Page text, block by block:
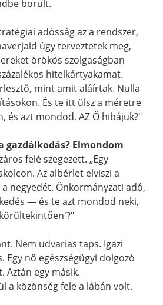
borult.
adósság az a rendszer,
úgy terveztetek meg,
örökös szolgaságban
hitelkártyakamat.
mint amit aláírtak. Nulla
És te itt ülsz a méretre
és azt mondod, AZ Ő hibájuk?"
gazdálkodás? Elmondom
felé szegezett. „Egy
Az albérlet elviszi a
negyedét. Önkormányzati adó,
— és te azt mondod neki,
Nem udvarias taps. Igazi
Egy nő egészségügyi dolgozó
Aztán egy másik.
a közönség fele a lábán volt.